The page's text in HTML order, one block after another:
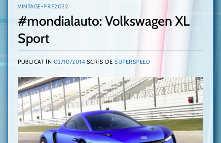
VINTAGE-PRE2022
#mondialauto: Volkswagen XL
Sport
PUBLICAT ÎN 02/10/2014 SCRIS DE SUPERSPEED